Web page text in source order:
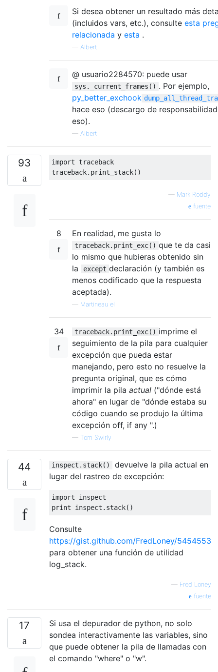
Si desea obtener un resultado más
(incluidos vars, etc.), consulte esta
relacionada y esta .
— Albert
@ usuario2284570: puede usar
sys._current_frames() . Por ejemplo,
py_better_exchook
hace eso (descargo de
eso).
— Albert
93 import traceback
traceback. print_stack()
— Mark Roddy
fuente
8 En realidad, me gusta lo
traceback.print_exc() que te da casi
lo mismo que hubieras obtenido sin
la
except declaración (y también es
menos codificado que la respuesta
aceptada).
— Martineau el
34 traceback.print_exc() imprime el
seguimiento de la pila para cualquier
excepción que pueda estar
manejando, pero esto no resuelve la
pregunta original, que es cómo
imprimir la pila actual ("dónde está
ahora" en lugar de "dónde estaba su
código cuando se produjo la última
excepción off, if any ".)
— Tom Swirly
44 inspect.stack()
devuelve la pila actual en
lugar del rastreo de excepción:
import
print inspect . stack()
Consulte
https://gist.github.com/FredLoney/5454553
para obtener una función de utilidad
log_stack.
— Fred Loney
fuente
17
Si usa el depurador de python, no solo
sondea interactivamente las variables, sino
que puede obtener la pila de llamadas con
el comando "where" o "w".